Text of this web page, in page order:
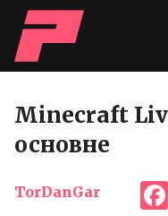
Minecraft
основне
TorDanGar